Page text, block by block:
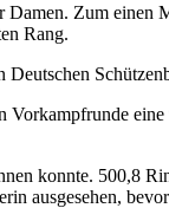
Damen. Zum einen
Rang.
Vorkampfrunde
konnte. 500,8
ausgesehen,